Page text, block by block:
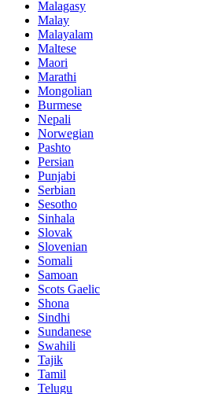
Malagasy
Malay
Malayalam
Maltese
Maori
Marathi
Mongolian
Burmese
Nepali
Norwegian
Pashto
Persian
Punjabi
Serbian
Sesotho
Sinhala
Slovak
Slovenian
Somali
Samoan
Scots Gaelic
Shona
Sindhi
Sundanese
Swahili
Tajik
Tamil
Telugu